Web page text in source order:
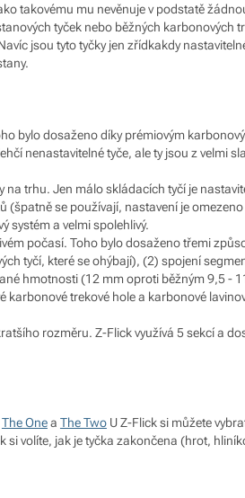
takovému mu nevěnuje v podstatě
tyček nebo běžných karbonových
jsou tyto tyčky jen zřídkakdy
bylo dosaženo díky prémiovým
nenastavitelné tyče, ale ty jsou z velmi
trhu. Jen málo skládacích tyčí je
(špatně se používají, nastavení je
systém a velmi spolehlivý.
počasí. Toho bylo dosaženo třemi
tyčí, které se ohýbají), (2) spojení
hmotnosti (12 mm oproti běžným 9,5 -
trekové hole a karbonové
rozměru. Z-Flick využívá 5 sekcí a
The Onea The TwoU Z-Flick si můžete
si volíte, jak je tyčka zakončena (hrot,